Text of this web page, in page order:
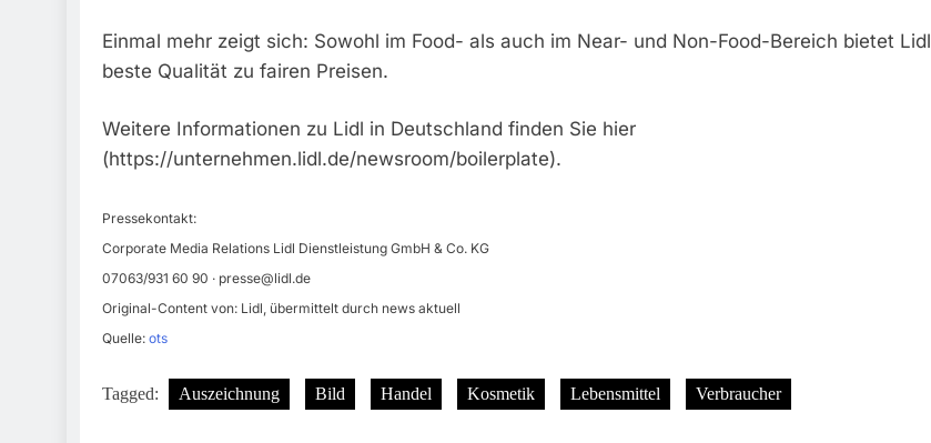
Einmal mehr zeigt sich: Sowohl im Food- als auch im Near- und Non-Food-Bereich bietet Lidl
beste Qualität zu fairen Preisen.
Weitere Informationen zu Lidl in Deutschland finden Sie hier
(https://unternehmen.lidl.de/newsroom/boilerplate).
Pressekontakt:
Corporate Media Relations Lidl Dienstleistung GmbH & Co. KG
07063/931 60 90 · presse@lidl.de
Original-Content von: Lidl, übermittelt durch news aktuell
Quelle: ots
Tagged: Auszeichnung Bild Handel Kosmetik Lebensmittel Verbraucher